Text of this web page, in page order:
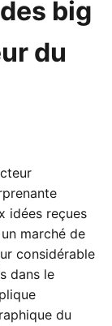
big
du
idées reçues
marché de
considérable
dans le
du